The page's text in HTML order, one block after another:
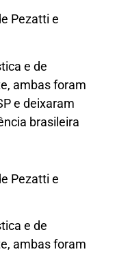
Pezatti e
e de
ambas foram
e deixaram
brasileira
Pezatti e
e de
ambas foram